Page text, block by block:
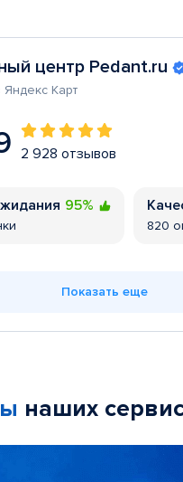
центр Pedant.ru
Карт
2 928 отзывов
95%
820
Показать еще
наших